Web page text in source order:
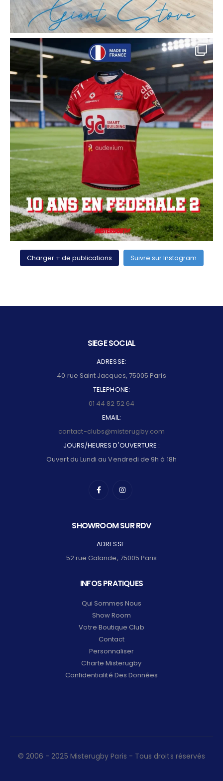
Charger + de publications Suivre sur Instagram
SIEGE SOCIAL
ADRESSE:
40 rue Saint Jacques, 75005 Paris
TELEPHONE:
01 44 82 52 64
EMAIL:
contact-clubs@misterugby.com
JOURS/HEURES D'OUVERTURE :
Ouvert du Lundi au Vendredi de 9h à 18h
SHOWROOM SUR RDV
ADRESSE:
52 rue Galande, 75005 Paris
INFOS PRATIQUES
Qui Sommes Nous
Show Room
Votre Boutique Club
Contact
Personnaliser
Charte Misterugby
Confidentialité Des Données
© 2006 - 2025 Misterugby Paris - Tous droits réservés